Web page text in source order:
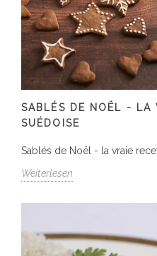
SABLÉS DE NOËL - LA
SUÉDOISE
Sablés de Noël - la vraie
Weiterlesen